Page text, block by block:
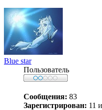
Blue star
Пользователь
Сообщения: 83
Зарегистрирован: 11